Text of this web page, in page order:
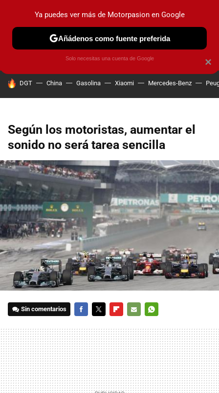
PRUEBAS COCHES ELÉCTRICOS OBSERVATORIO
HOY SE HABLA DE
DGT China Gasolina Xiaomi Mercedes-Benz
Según los motoristas, aumentar el
sonido no será tarea sencilla
Sin comentarios
MAIL
×
Ya puedes ver más de Motorpasion en Google
Añádenos como fuente preferida
Solo necesitas una cuenta de Google